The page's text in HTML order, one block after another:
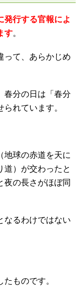
発行する官報によ
す。
って、あらかじめ
春分の日は「春分
れています。
地球の赤道を天に
道）が交わったと
夜の長さがほぼ同
なるわけではない
ものです。